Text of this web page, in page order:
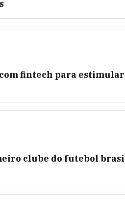
fintech para estimular
clube do futebol